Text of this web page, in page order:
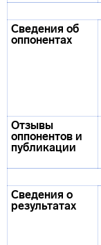
Сведения об
оппонентах
Отзывы
оппонентов и
публикации
Сведения о
результатах